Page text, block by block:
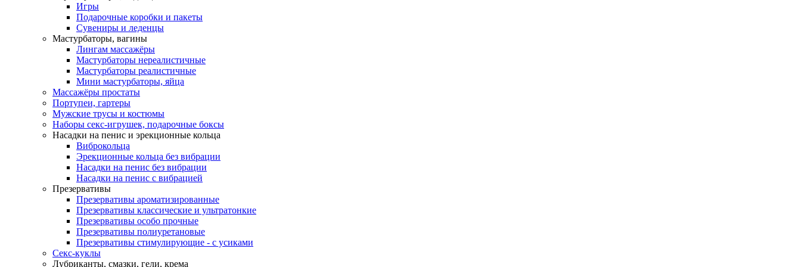
Игры
Подарочные коробки и пакеты
Сувениры и леденцы
Мастурбаторы, вагины
Лингам массажёры
Мастурбаторы нереалистичные
Мастурбаторы реалистичные
Мини мастурбаторы, яйца
Массажёры простаты
Портупеи, гартеры
Мужские трусы и костюмы
Наборы секс-игрушек, подарочные боксы
Насадки на пенис и эрекционные кольца
Виброкольца
Эрекционные кольца без вибрации
Насадки на пенис без вибрации
Насадки на пенис с вибрацией
Презервативы
Презервативы ароматизированные
Презервативы классические и ультратонкие
Презервативы особо прочные
Презервативы полиуретановые
Презервативы стимулирующие - с усиками
Секс-куклы
Лубриканты, смазки, гели, крема